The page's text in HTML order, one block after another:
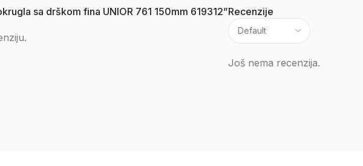
Recenzije
Još nema recenzija.
sa drškom fina UNIOR 761 150mm 619312”